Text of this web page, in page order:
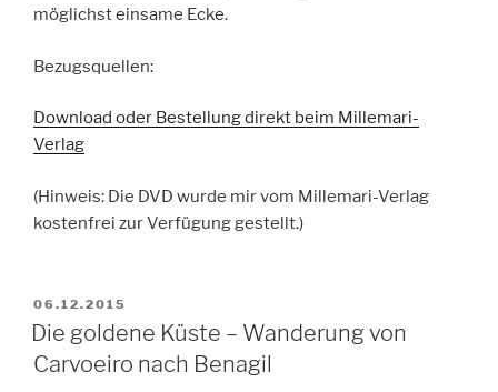
möglichst einsame Ecke.
Bezugsquellen:
Download oder Bestellung direkt beim Millemari-
Verlag
(Hinweis: Die DVD wurde mir vom Millemari-Verlag
kostenfrei zur Verfügung gestellt.)
VERÖFFENTLICHT
AM
06.12.2015
Die goldene Küste – Wanderung von
Carvoeiro nach Benagil